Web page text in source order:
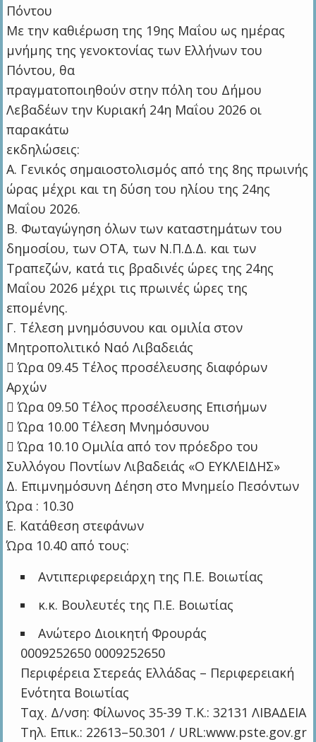
Πόντου
Με την καθιέρωση της 19ης Μαΐου ως ημέρας
μνήμης της γενοκτονίας των Ελλήνων του
Πόντου, θα
πραγματοποιηθούν στην πόλη του Δήμου
Λεβαδέων την Κυριακή 24η Μαΐου 2026 οι
παρακάτω
εκδηλώσεις:
Α. Γενικός σημαιοστολισμός από της 8ης πρωινής
ώρας μέχρι και τη δύση του ηλίου της 24ης
Μαΐου 2026.
Β. Φωταγώγηση όλων των καταστημάτων του
δημοσίου, των ΟΤΑ, των Ν.Π.Δ.Δ. και των
Τραπεζών, κατά τις βραδινές ώρες της 24ης
Μαΐου 2026 μέχρι τις πρωινές ώρες της
επομένης.
Γ. Τέλεση μνημόσυνου και ομιλία στον
Μητροπολιτικό Ναό Λιβαδειάς
 Ώρα 09.45 Τέλος προσέλευσης διαφόρων
Αρχών
 Ώρα 09.50 Τέλος προσέλευσης Επισήμων
 Ώρα 10.00 Τέλεση Μνημόσυνου
 Ώρα 10.10 Ομιλία από τον πρόεδρο του
Συλλόγου Ποντίων Λιβαδειάς «Ο ΕΥΚΛΕΙΔΗΣ»
Δ. Επιμνημόσυνη Δέηση στο Μνημείο Πεσόντων
Ώρα : 10.30
Ε. Κατάθεση στεφάνων
Ώρα 10.40 από τους:
Αντιπεριφερειάρχη της Π.Ε. Βοιωτίας
κ.κ. Βουλευτές της Π.Ε. Βοιωτίας
Ανώτερο Διοικητή Φρουράς
0009252650 0009252650
Περιφέρεια Στερεάς Ελλάδας – Περιφερειακή
Ενότητα Βοιωτίας
Ταχ. Δ/νση: Φίλωνος 35-39 Τ.Κ.: 32131 ΛΙΒΑΔΕΙΑ
Τηλ. Επικ.: 22613–50.301 / URL:www.pste.gov.gr